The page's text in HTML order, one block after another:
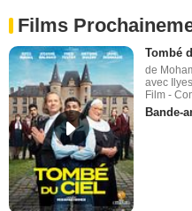
Films
Tombé
de
avec
Film -
Bande-